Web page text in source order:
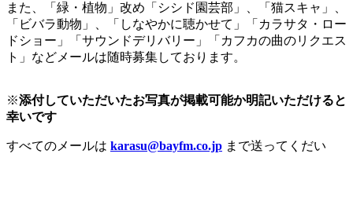
また、「緑・植物」改め「シシド園芸部」、「猫スキャ」、
「ビバラ動物」、「しなやかに聴かせて」「カラサタ・ロー
ドショー」「サウンドデリバリー」「カフカの曲のリクエス
ト」などメールは随時募集しております。
※添付していただいたお写真が掲載可能か明記いただけると
幸いです
すべてのメールは karasu@bayfm.co.jp まで送ってくだい